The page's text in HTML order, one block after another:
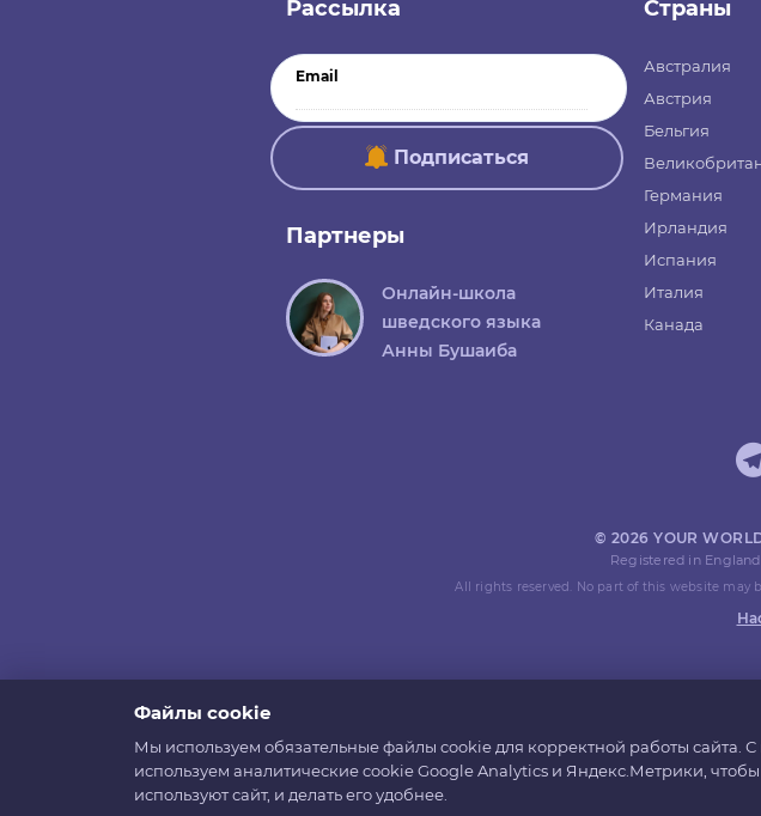
Рассылка
Email
Подписаться
Партнеры
Онлайн-школа
шведского языка
Анны Бушаиба
Страны
Австралия
Австрия
Бельгия
Германия
Ирландия
Испания
Италия
Канада
© 2026 YOUR
Registered in England
All rights reserved. No part of this website
Файлы cookie
Мы используем обязательные файлы cookie для корректной работы сайта.
используем аналитические cookie Google Analytics и Яндекс.Метрики,
используют сайт, и делать его удобнее.